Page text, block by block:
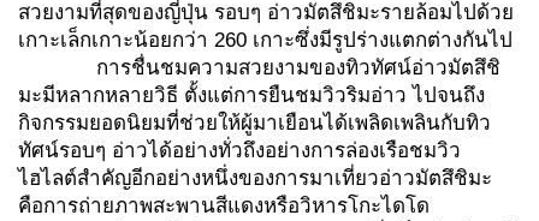
สวยงามที่สุดของญี่ปุ่น รอบๆ อ่าวมัตสึชิมะรายล้อมไปด้วย
เกาะเล็กเกาะน้อยกว่า 260 เกาะซึ่งมีรูปร่างแตกต่างกันไป
การชื่นชมความสวยงามของทิวทัศน์อ่าวมัตสึชิ
มะมีหลากหลายวิธี ตั้งแต่การยืนชมวิวริมอ่าว ไปจนถึง
กิจกรรมยอดนิยมที่ช่วยให้ผู้มาเยือนได้เพลิดเพลินกับทิว
ทัศน์รอบๆ อ่าวได้อย่างทั่วถึงอย่างการล่องเรือชมวิว
ไฮไลต์สำคัญอีกอย่างหนึ่งของการมาเที่ยวอ่าวมัตสึชิมะ
คือการถ่ายภาพสะพานสีแดงหรือวิหารโกะไดโด